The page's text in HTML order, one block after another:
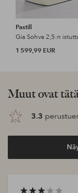
Pastill
Gia Sohva 2,5:n
1 599,99 EUR
Muut ovat
3.3